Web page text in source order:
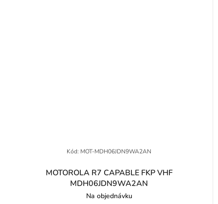
MOTOROLA R7 CAPABLE FKP VHF
MDH06JDN9WA2AN
Na objednávku
Kód: MOT-MDH06JDN9WA2AN